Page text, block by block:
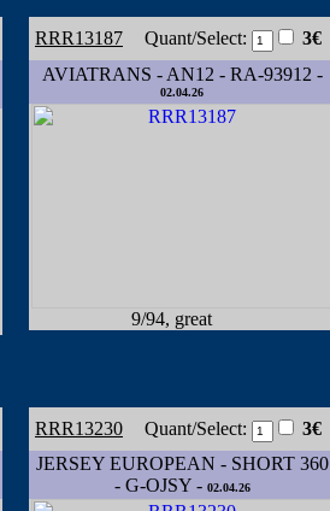
RRR13187 Quant/Select:
3€
AVIATRANS - AN12 - RA-93912 -
02.04.26
9/94, great
RRR13230 Quant/Select:
3€
JERSEY EUROPEAN - SHORT 360
- G-OJSY - 02.04.26